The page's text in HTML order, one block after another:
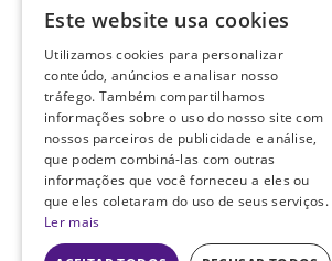
PROJETO PRR
Ficha do
Projeto
ENGLISH
Este website usa cookies
Utilizamos cookies para personalizar
conteúdo, anúncios e analisar nosso
tráfego. Também compartilhamos
informações sobre o uso do nosso site com
nossos parceiros de publicidade e análise,
que podem combiná-las com outras
informações que você forneceu a eles ou
que eles coletaram do uso de seus serviços.
Ler mais